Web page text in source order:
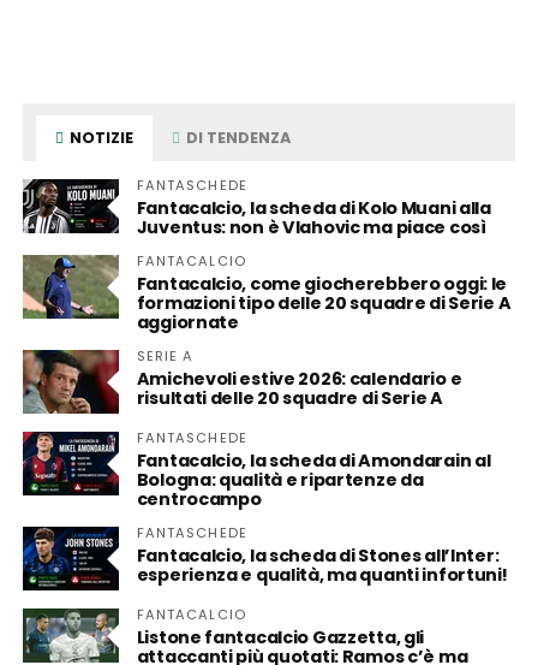
NOTIZIE DI TENDENZA
FANTASCHEDE
Fantacalcio, la scheda di Kolo Muani alla
Juventus: non è Vlahovic ma piace così
FANTACALCIO
Fantacalcio, come giocherebbero oggi: le
formazioni tipo delle 20 squadre di Serie A
aggiornate
SERIE A
Amichevoli estive 2026: calendario e
risultati delle 20 squadre di Serie A
FANTASCHEDE
Fantacalcio, la scheda di Amondarain al
Bologna: qualità e ripartenze da
centrocampo
FANTASCHEDE
Fantacalcio, la scheda di Stones all’Inter:
esperienza e qualità, ma quanti infortuni!
FANTACALCIO
Listone fantacalcio Gazzetta, gli
attaccanti più quotati: Ramos c’è ma